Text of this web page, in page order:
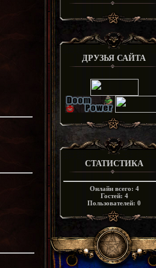
ДРУЗЬЯ САЙТА
СТАТИСТИКА
Онлайн всего: 4
Гостей: 4
Пользователей: 0